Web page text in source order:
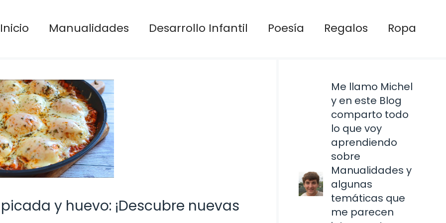
Inicio Manualidades Desarrollo Infantil Poesía Regalos Ropa
y huevo: ¡Descubre nuevas
Me llamo Michel
y en este Blog
comparto todo
lo que voy
aprendiendo
sobre
Manualidades y
algunas
temáticas que
me parecen